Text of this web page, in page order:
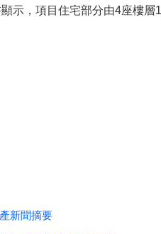
示，項目住宅部分由4座樓層
新聞摘要